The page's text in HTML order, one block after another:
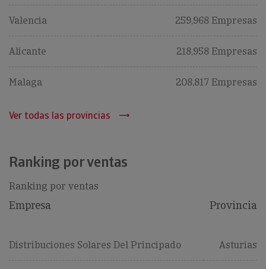
Valencia 259,968 Empresas
Alicante 218,958 Empresas
Malaga 208,817 Empresas
Ver todas las provincias
Ranking por ventas
Ranking por ventas
Empresa Provincia
Distribuciones Solares Del Principado Asturias